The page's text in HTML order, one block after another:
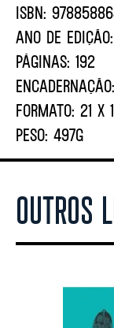
ISBN:
ANO DE EDIÇÃO:
PÁGINAS: 192
ENCADERNAÇÃO:
FORMATO: 21 X
PESO: 497G
OUTROS